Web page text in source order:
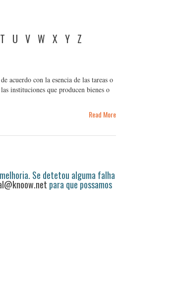
T U V W X Y Z
acuerdo con la esencia de las tareas o
instituciones que producen bienes o
Read More
Se detetou alguma falha
para que possamos